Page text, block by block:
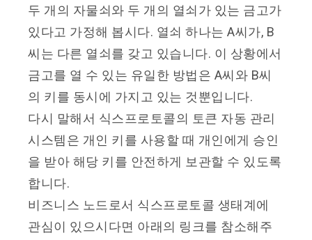
두 개의 자물쇠와 두 개의 열쇠가 있는 금고가
있다고 가정해 봅시다. 열쇠 하나는 A씨가, B
씨는 다른 열쇠를 갖고 있습니다. 이 상황에서
금고를 열 수 있는 유일한 방법은 A씨와 B씨
의 키를 동시에 가지고 있는 것뿐입니다.
다시 말해서 식스프로토콜의 토큰 자동 관리
시스템은 개인 키를 사용할 때 개인에게 승인
을 받아 해당 키를 안전하게 보관할 수 있도록
합니다.
비즈니스 노드로서 식스프로토콜 생태계에
관심이 있으시다면 아래의 링크를 참소해주